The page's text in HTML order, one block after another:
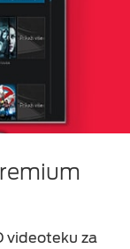
videoteku za